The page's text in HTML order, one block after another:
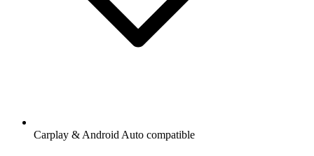
Carplay & Android Auto compatible